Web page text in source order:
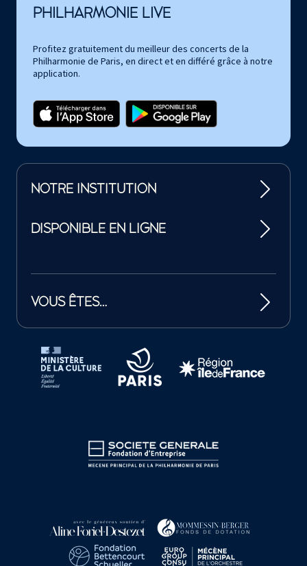
PHILHARMONIE LIVE
Profitez gratuitement du meilleur des concerts de la
Philharmonie de Paris, en direct et en différé grâce à notre
application.
NOTRE INSTITUTION
DISPONIBLE EN LIGNE
VOUS ÊTES…
Tutelles et mécènes de la Philharmonie de Paris